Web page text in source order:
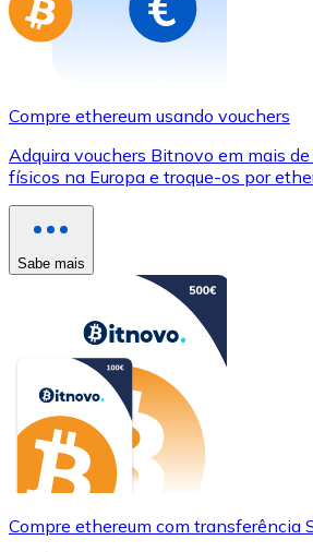
Compre ethereum usando vouchers
Adquira vouchers Bitnovo em mais
físicos na Europa e troque-os por
Sabe mais
Compre ethereum com transferência